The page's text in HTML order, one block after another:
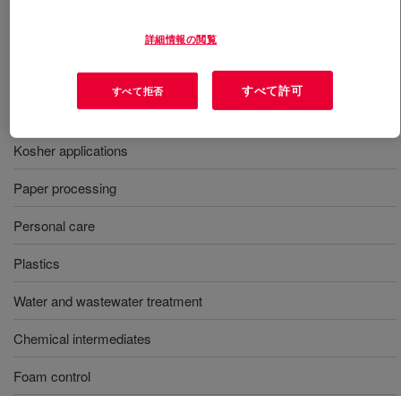
Fiber and textile processing
Food and fermentation
Kosher applications
Paper processing
Personal care
Plastics
Water and wastewater treatment
Chemical intermediates
Foam control
詳細情報の閲覧
すべて拒否 すべて許可